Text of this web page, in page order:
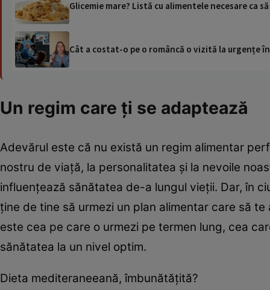
Glicemie mare? Listă cu alimentele necesare ca
Cât a costat-o pe o româncă o vizită la urgențe
Un regim care ți se adaptează
Adevărul este că nu există un regim alimentar
nostru de viață, la personalitatea și la nevoile
influențează sănătatea de-a lungul vieții. Dar, în
ține de tine să urmezi un plan alimentar care să
este cea pe care o urmezi pe termen lung, cea
sănătatea la un nivel optim.
Dieta mediteraneeană, îmbunătățită?